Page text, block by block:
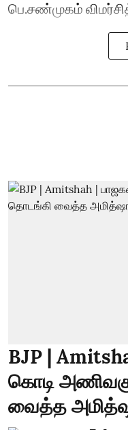
பெ.சண்முகம்
BJP |
கொடி
வைத்த